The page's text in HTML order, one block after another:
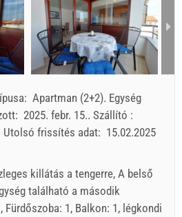
Apartman (2+2). Egység
2025. febr. 15.. Szállító :
Utolsó frissítés adat: 15.02.2025
killátás a tengerre, A belső
található a második
1, Balkon: 1, légkondi